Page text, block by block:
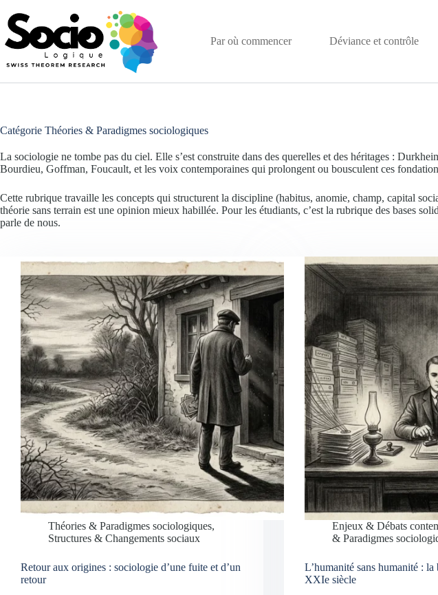
au
contenu
Par où commencer
Déviance et contrôle
Catégorie Théories & Paradigmes sociologiques
La sociologie ne tombe pas du ciel. Elle s’est construite dans des querelles et des héritages :
Bourdieu, Goffman, Foucault, et les voix contemporaines qui prolongent ou bousculent ces
Cette rubrique travaille les concepts qui structurent la discipline (habitus, anomie, champ, capital
théorie sans terrain est une opinion mieux habillée. Pour les étudiants, c’est la rubrique des bases
parle de nous.
Théories & Paradigmes sociologiques,
Structures & Changements sociaux
Retour aux origines : sociologie d’une fuite et d’un
retour
Enjeux & Débats
& Paradigmes
L’humanité sans humanité :
XXIe siècle